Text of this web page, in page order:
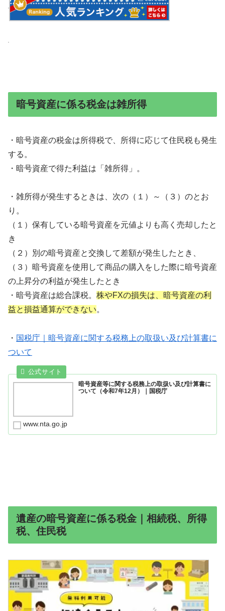
暗号資産に係る税金は雑所得
・暗号資産の税金は所得税で、所得に応じて住民税も発生
する。
・暗号資産で得た利益は「雑所得」。
・雑所得が発生するときは、次の（１）～（３）のとお
り。
（１）保有している暗号資産を元値よりも高く売却したと
き
（２）別の暗号資産と交換して差額が発生したとき、
（３）暗号資産を使用して商品の購入をした際に暗号資産
の上昇分の利益が発生したとき
・暗号資産は総合課税。 株やFXの損失は、暗号資産の利
益と損益通算ができない。
・ 国税庁｜暗号資産に関する税務上の取扱い及び計算書に
ついて
暗号資産等に関する税務上の取扱い及び計算書に
ついて（令和7年12月）｜国税庁
www.nta.go.jp
遺産の暗号資産に係る税金｜相続税、所得
税、住民税